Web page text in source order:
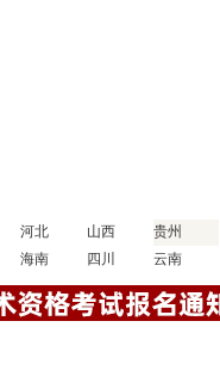
河北 山西
贵州
海南 四川 云南